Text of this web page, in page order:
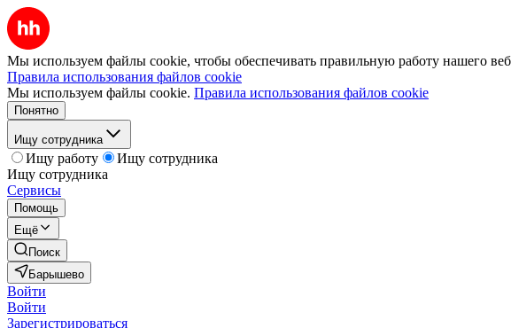
Мы используем файлы cookie, чтобы обеспечивать правильную работу нашего
Правила использования файлов cookie
Мы используем файлы cookie. Правила использования файлов cookie
Понятно
Ищу сотрудника
Ищу работу
Ищу сотрудника
Ищу сотрудника
Сервисы
Помощь
Ещё
Поиск
Барышево
Войти
Войти
Зарегистрироваться